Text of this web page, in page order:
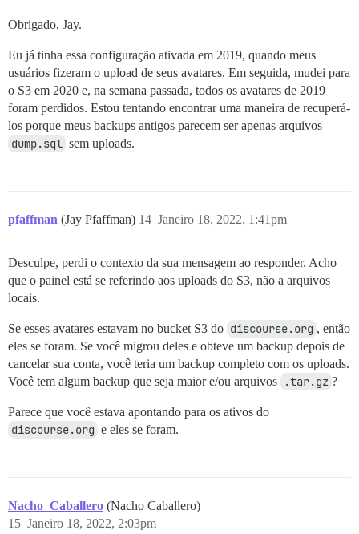
Obrigado, Jay.
Eu já tinha essa configuração ativada em 2019, quando meus
usuários fizeram o upload de seus avatares. Em seguida, mudei para
o S3 em 2020 e, na semana passada, todos os avatares de 2019
foram perdidos. Estou tentando encontrar uma maneira de recuperá-
los porque meus backups antigos parecem ser apenas arquivos
dump.sql sem uploads.
pfaffman (Jay Pfaffman) Janeiro 18, 2022, 1:41pm
14
Desculpe, perdi o contexto da sua mensagem ao responder. Acho
que o painel está se referindo aos uploads do S3, não a arquivos
locais.
Se esses avatares estavam no bucket S3 do discourse.org , então
eles se foram. Se você migrou deles e obteve um backup depois de
cancelar sua conta, você teria um backup completo com os uploads.
Você tem algum backup que seja maior e/ou arquivos
.tar.gz ?
Parece que você estava apontando para os ativos do
discourse.org e eles se foram.
Nacho_Caballero (Nacho Caballero)
Janeiro 18, 2022, 2:03pm
15